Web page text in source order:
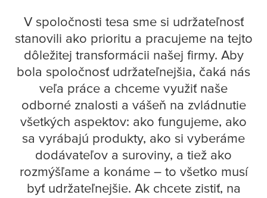
V spoločnosti tesa sme si udržateľnosť
stanovili ako prioritu a pracujeme na tejto
dôležitej transformácii našej firmy. Aby
bola spoločnosť udržateľnejšia, čaká nás
veľa práce a chceme využiť naše
odborné znalosti a vášeň na zvládnutie
všetkých aspektov: ako fungujeme, ako
sa vyrábajú produkty, ako si vyberáme
dodávateľov a suroviny, a tiež ako
rozmýšľame a konáme – to všetko musí
byť udržateľnejšie. Ak chcete zistiť, na